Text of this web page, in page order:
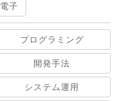
電子
プログラミング
開発手法
システム運用